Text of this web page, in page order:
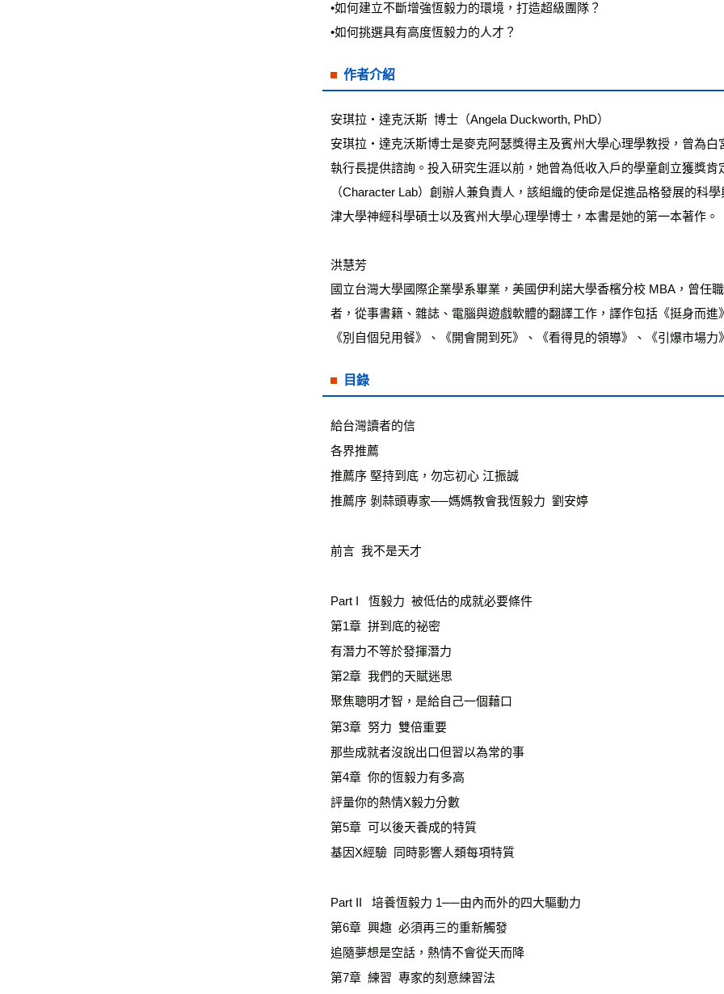
•如何建立不斷增強恆毅力的環境，打造超級團隊？
•如何挑選具有高度恆毅力的人才？
作者介紹
安琪拉‧達克沃斯 博士（Angela Duckworth, PhD）
安琪拉‧達克沃斯博士是麥克阿瑟獎得主及賓州大學心理學教授，曾為
執行長提供諮詢。投入研究生涯以前，她曾為低收入戶的學童創立獲獎肯
（Character Lab）創辦人兼負責人，該組織的使命是促進品格發展的科
津大學神經科學碩士以及賓州大學心理學博士，本書是她的第一本著作。
洪慧芳
國立台灣大學國際企業學系畢業，美國伊利諾大學香檳分校 MBA，曾任
者，從事書籍、雜誌、電腦與遊戲軟體的翻譯工作，譯作包括《挺身而
《別自個兒用餐》、《開會開到死》、《看得見的領導》、《引爆市場力
目錄
給台灣讀者的信
各界推薦
推薦序 堅持到底，勿忘初心 江振誠
推薦序 剝蒜頭專家──媽媽教會我恆毅力  劉安婷
前言  我不是天才
Part I   恆毅力  被低估的成就必要條件
第1章  拼到底的祕密
有潛力不等於發揮潛力
第2章  我們的天賦迷思
聚焦聰明才智，是給自己一個藉口
第3章  努力  雙倍重要
那些成就者沒說出口但習以為常的事
第4章  你的恆毅力有多高
評量你的熱情X毅力分數
第5章  可以後天養成的特質
基因X經驗  同時影響人類每項特質
Part II   培養恆毅力 1──由內而外的四大驅動力
第6章  興趣  必須再三的重新觸發
追隨夢想是空話，熱情不會從天而降
第7章  練習  專家的刻意練習法